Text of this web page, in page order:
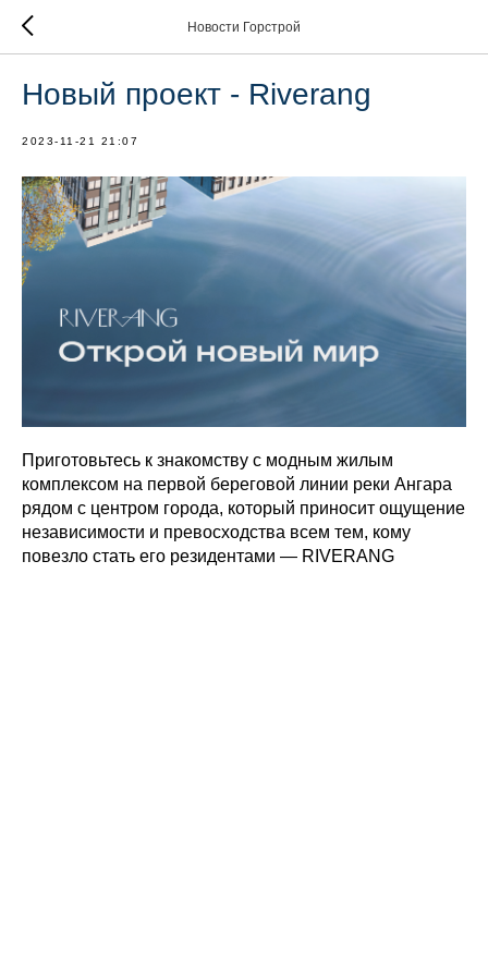
Новости Горстрой
Новый проект - Riverang
2023-11-21 21:07
Приготовьтесь к знакомству с модным жилым
комплексом на первой береговой линии реки Ангара
рядом с центром города, который приносит ощущение
независимости и превосходства всем тем, кому
повезло стать его резидентами — RIVERANG